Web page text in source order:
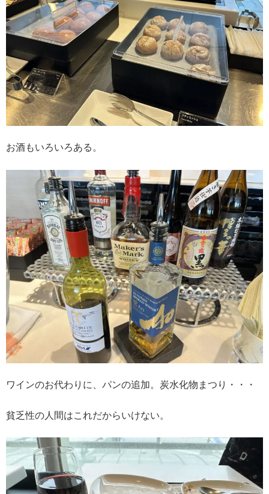
お酒もいろいろある。
ワインのお代わりに、パンの追加。炭水化物まつり・・・
貧乏性の人間はこれだからいけない。